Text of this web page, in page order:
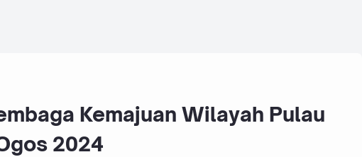
Kemajuan Wilayah Pulau
2024